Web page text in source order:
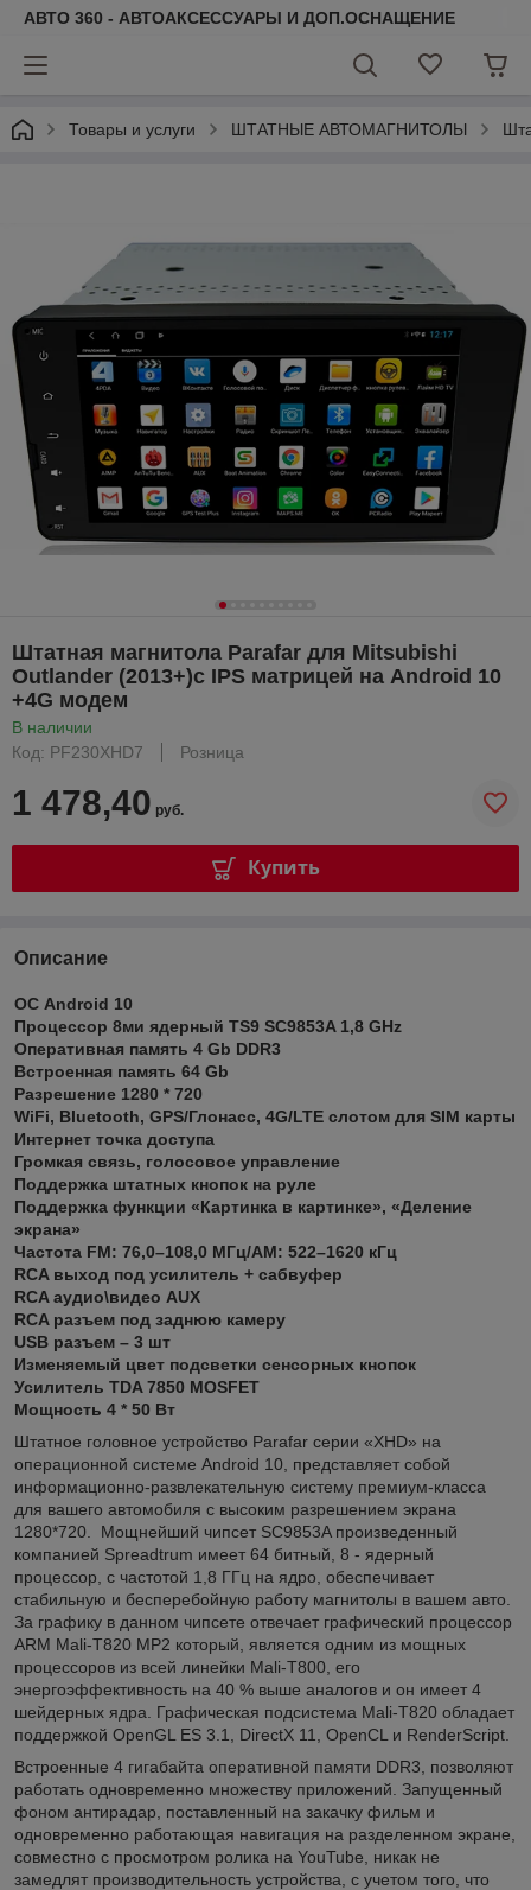
АВТО 360 - АВТОАКСЕССУАРЫ И ДОП.ОСНАЩЕНИЕ
Товары и услуги ШТАТНЫЕ АВТОМАГНИТОЛЫ
Штатная магнитола Parafar для Mitsubishi
Outlander (2013+)с IPS матрицей на Android 10
+4G модем
В наличии
Код: PF230XHD7
Розница
1 478,40 руб.
Купить
Описание
ОС Android 10
Процессор 8ми ядерный TS9 SC9853A 1,8 GHz
Оперативная память 4 Gb DDR3
Встроенная память 64 Gb
Разрешение 1280 * 720
WiFi, Bluetooth, GPS/Глонасс, 4G/LTE слотом для SIM карты
Интернет точка доступа
Громкая связь, голосовое управление
Поддержка штатных кнопок на руле
Поддержка функции «Картинка в картинке», «Деление
экрана»
Частота FM: 76,0–108,0 МГц/AM: 522–1620 кГц
RCA выход под усилитель + сабвуфер
RCA аудио\видео AUX
RCA разъем под заднюю камеру
USB разъем – 3 шт
Изменяемый цвет подсветки сенсорных кнопок
Усилитель TDA 7850 MOSFET
Мощность 4 * 50 Вт
Штатное головное устройство Parafar серии «XHD» на
операционной системе Android 10, представляет собой
информационно-развлекательную систему премиум-класса
для вашего автомобиля с высоким разрешением экрана
1280*720. Мощнейший чипсет SC9853A произведенный
компанией Spreadtrum имеет 64 битный, 8 - ядерный
процессор, с частотой 1,8 ГГц на ядро, обеспечивает
стабильную и бесперебойную работу магнитолы в вашем авто.
За графику в данном чипсете отвечает графический процессор
ARM Mali-T820 MP2 который, является одним из мощных
процессоров из всей линейки Mali-T800, его
энергоэффективность на 40 % выше аналогов и он имеет 4
шейдерных ядра. Графическая подсистема Mali-T820 обладает
поддержкой OpenGL ES 3.1, DirectX 11, OpenCL и RenderScript.
Встроенные 4 гигабайта оперативной памяти DDR3, позволяют
работать одновременно множеству приложений. Запущенный
фоном антирадар, поставленный на закачку фильм и
одновременно работающая навигация на разделенном экране,
совместно с просмотром ролика на YouTube, никак не
замедлят производительность устройства, с учетом того, что